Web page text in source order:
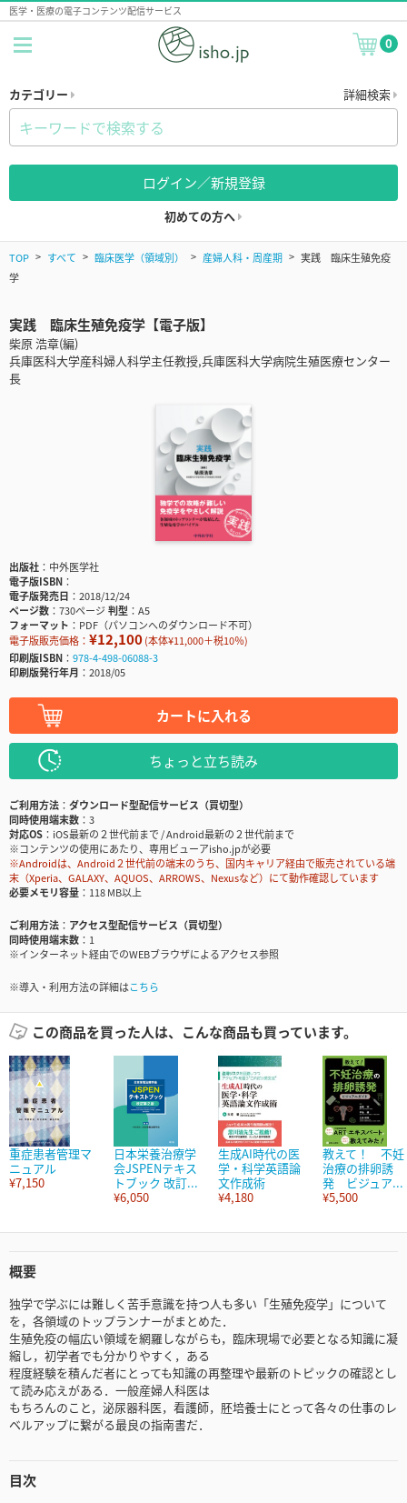
医学・医療の電子コンテンツ配信サービス
0
カテゴリー 詳細検索
ログイン／新規登録
初めての方へ
TOP すべて 臨床医学（領域別） 産婦人科・周産期
実践 臨床生殖免疫
学
実践 臨床生殖免疫学【電子版】
柴原 浩章(編)
兵庫医科大学産科婦人科学主任教授,兵庫医科大学病院生殖医療センター
長
出版社
中外医学社
電子版ISBN
電子版発売日
2018/12/24
ページ数
730ページ判型
A5
フォーマット
PDF（パソコンへのダウンロード不可）
電子版販売価格： ¥12,100(本体¥11,000＋税10％)
印刷版ISBN
978-4-498-06088-3
印刷版発行年月
2018/05
カートに入れる
ちょっと立ち読み
ご利用方法
ダウンロード型配信サービス（買切型）
同時使用端末数
3
対応OS
iOS最新の２世代前まで / Android最新の２世代前まで
※コンテンツの使用にあたり、専用ビューアisho.jpが必要
※Androidは、Android２世代前の端末のうち、国内キャリア経由で販売されている端
末（Xperia、GALAXY、AQUOS、ARROWS、Nexusなど）にて動作確認しています
必要メモリ容量
118 MB以上
ご利用方法
アクセス型配信サービス（買切型）
同時使用端末数
1
※インターネット経由でのWEBブラウザによるアクセス参照
※導入・利用方法の詳細はこちら
この商品を買った人は、こんな商品も買っています。
重症患者管理マ
ニュアル
¥7,150
日本栄養治療学
会JSPENテキス
トブック 改訂...
¥6,050
生成AI時代の医
学・科学英語論
文作成術
¥4,180
教えて！ 不妊
治療の排卵誘
発 ビジュア...
¥5,500
概要
独学で学ぶには難しく苦手意識を持つ人も多い「生殖免疫学」について
を，各領域のトップランナーがまとめた．
生殖免疫の幅広い領域を網羅しながらも，臨床現場で必要となる知識に凝
縮し，初学者でも分かりやすく，ある
程度経験を積んだ者にとっても知識の再整理や最新のトピックの確認とし
て読み応えがある．一般産婦人科医は
もちろんのこと，泌尿器科医，看護師，胚培養士にとって各々の仕事のレ
ベルアップに繋がる最良の指南書だ．
目次